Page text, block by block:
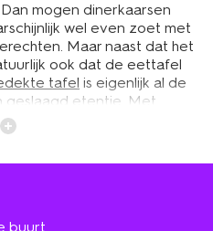
mogen dinerkaarsen
wel even zoet met
Maar naast dat het
ook dat de eettafel
tafel is eigenlijk al de
geslaagd etentje. Met
en knusse look aan
assortiment aan
Maak het helemaal
buurt